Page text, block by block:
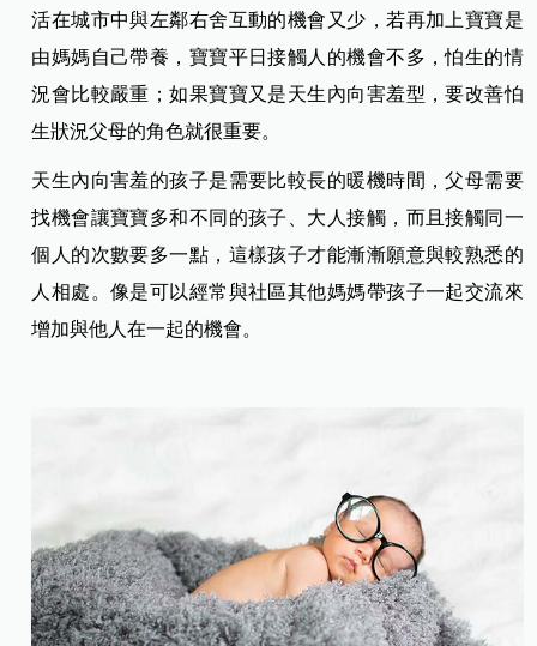
活在城市中與左鄰右舍互動的機會又少，若再加上寶寶是
由媽媽自己帶養，寶寶平日接觸人的機會不多，怕生的情
況會比較嚴重；如果寶寶又是天生內向害羞型，要改善怕
生狀況父母的角色就很重要。
天生內向害羞的孩子是需要比較長的暖機時間，父母需要
找機會讓寶寶多和不同的孩子、大人接觸，而且接觸同一
個人的次數要多一點，這樣孩子才能漸漸願意與較熟悉的
人相處。像是可以經常與社區其他媽媽帶孩子一起交流來
增加與他人在一起的機會。